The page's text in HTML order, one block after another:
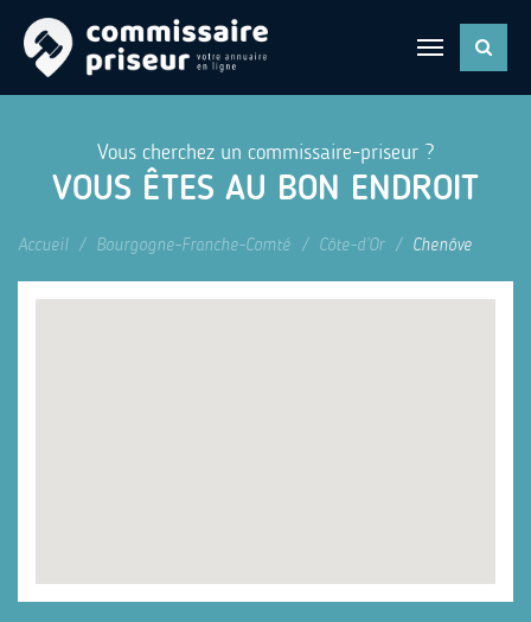
Vous cherchez un commissaire-priseur ?
VOUS ÊTES AU BON ENDROIT
Accueil Bourgogne-Franche-Comté Côte-d’Or Chenôve